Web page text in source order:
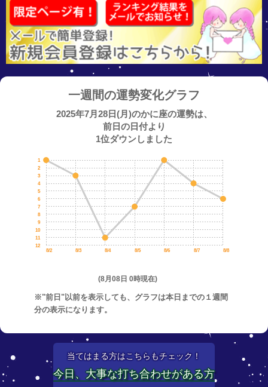
一週間の運勢変化グラフ
2025年7月28日(月)のかに座の運勢は、
前日の日付より
1位ダウンしました
8/2 8/3 8/4 8/5 8/6 8/7 8/8
12
11
10
9
8
7
6
5
4
3
2
1
(8月08日 0時現在)
※"前日"以前を表示しても、グラフは本日までの１週間
分の表示になります。
当てはまる方はこちらもチェック！
今日、大事な打ち合わせがある方